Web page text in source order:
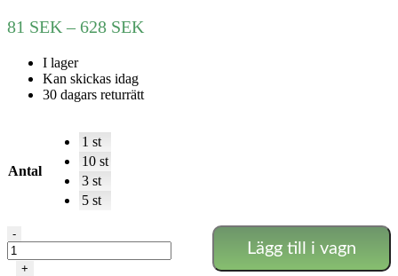
81 SEK – 628 SEK
I lager
Kan skickas idag
30 dagars returrätt
Antal
1 st
10 st
3 st
5 st
groddbricka
37x23cm
-
+
Lägg till i vagn